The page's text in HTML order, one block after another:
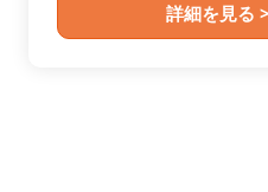
詳細を見る >